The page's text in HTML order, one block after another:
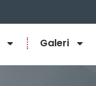
Galeri